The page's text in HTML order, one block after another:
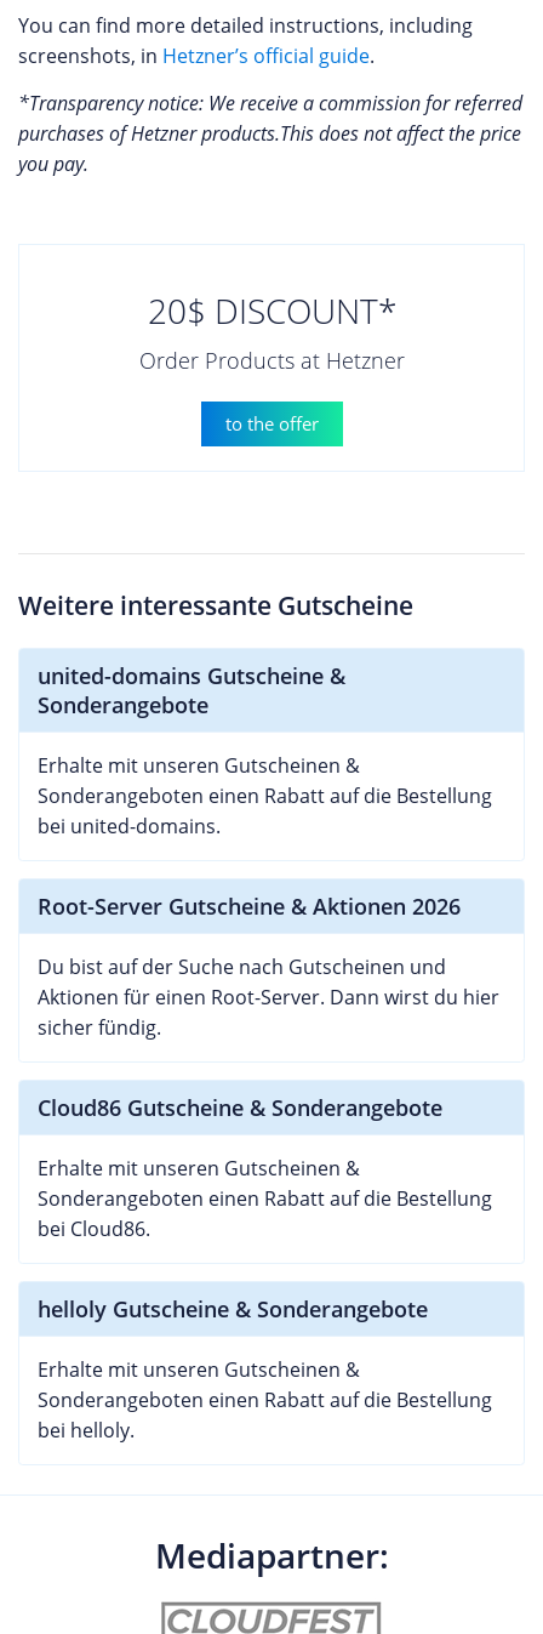
You can find more detailed instructions, including
screenshots, in Hetzner’s official guide.
*Transparency notice: We receive a commission for referred
purchases of Hetzner products.This does not affect the price
you pay.
20$ DISCOUNT*
Order Products at Hetzner
to the offer
Weitere interessante Gutscheine
united-domains Gutscheine &
Sonderangebote
Erhalte mit unseren Gutscheinen &
Sonderangeboten einen Rabatt auf die Bestellung
bei united-domains.
Root-Server Gutscheine & Aktionen 2026
Du bist auf der Suche nach Gutscheinen und
Aktionen für einen Root-Server. Dann wirst du hier
sicher fündig.
Cloud86 Gutscheine & Sonderangebote
Erhalte mit unseren Gutscheinen &
Sonderangeboten einen Rabatt auf die Bestellung
bei Cloud86.
helloly Gutscheine & Sonderangebote
Erhalte mit unseren Gutscheinen &
Sonderangeboten einen Rabatt auf die Bestellung
bei helloly.
Mediapartner: